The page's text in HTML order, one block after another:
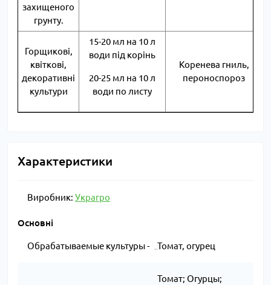
захищеного
грунту.
Горщикові,
квіткові,
декоративні
культури
15-20 мл на 10 л
води під корінь
20-25 мл на 10 л
води по листу
Коренева гниль,
пероноспороз
Характеристики
Виробник: Украгро
Основні
Обрабатываемые культуры - Томат, огурец
Томат; Огурцы;